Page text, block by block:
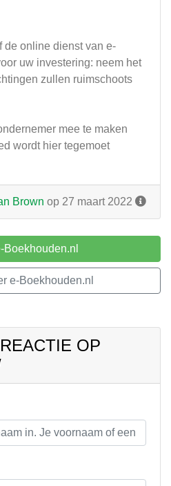
de online dienst van e-
uw investering: neem het
zullen ruimschoots
mee te maken
wordt hier tegemoet
Brown op 27 maart 2022
Boekhouden.nl
e-Boekhouden.nl
OP